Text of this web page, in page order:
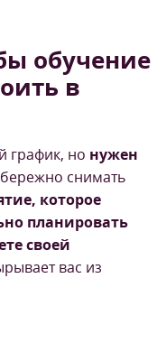
обучение
в
график, но нужен
снимать
которое
планировать
своей
вас из